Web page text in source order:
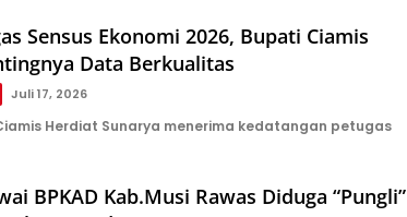
Sensus Ekonomi 2026, Bupati Ciamis
Data Berkualitas
Juli 17, 2026
Herdiat Sunarya menerima kedatangan petugas
BPKAD Kab.Musi Rawas Diduga “Pungli”